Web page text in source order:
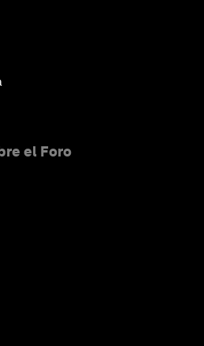
el Foro